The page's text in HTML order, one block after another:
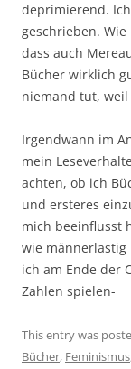
deprimierend.
geschrieben.
dass auch
Bücher wirklich
niemand tut,
Irgendwann im
mein
achten, ob ich
und ersteres
mich beeinflusst
wie männerlastig
ich am Ende der
Zahlen spielen-
This entry was
Bücher, Feminismus